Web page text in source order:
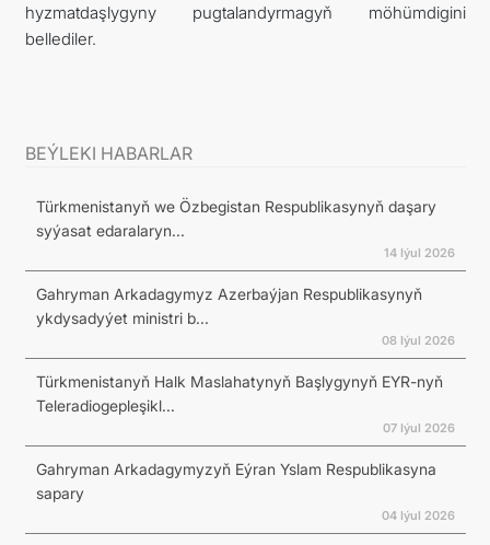
hyzmatdaşlygyny pugtalandyrmagyň möhümdigini
bellediler.
BEÝLEKI HABARLAR
Türkmenistanyň we Özbegistan Respublikasynyň daşary
syýasat edaralaryn...
14 Iýul 2026
Gahryman Arkadagymyz Azerbaýjan Respublikasynyň
ykdysadyýet ministri b...
08 Iýul 2026
Türkmenistanyň Halk Maslahatynyň Başlygynyň EYR-nyň
Teleradiogepleşikl...
07 Iýul 2026
Gahryman Arkadagymyzyň Eýran Yslam Respublikasyna
sapary
04 Iýul 2026